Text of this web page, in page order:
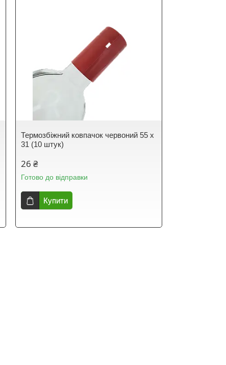
Термозбіжний ковпачок червоний 55 х
31 (10 штук)
26 ₴
Готово до відправки
Купити